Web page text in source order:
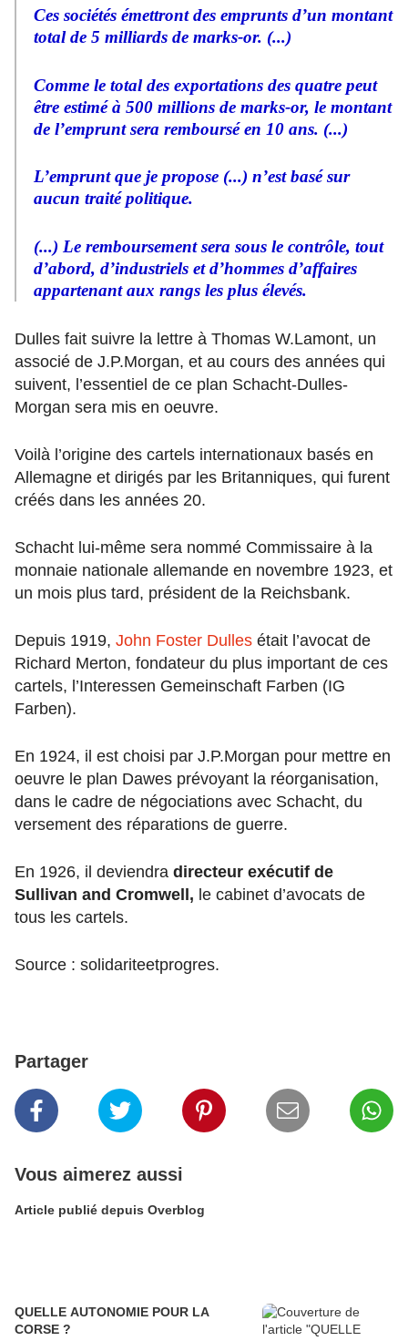
Ces sociétés émettront des emprunts d’un montant
total de 5 milliards de marks-or. (...)
Comme le total des exportations des quatre peut
être estimé à 500 millions de marks-or, le montant
de l’emprunt sera remboursé en 10 ans. (...)
L’emprunt que je propose (...) n’est basé sur
aucun traité politique.
(...) Le remboursement sera sous le contrôle, tout
d’abord, d’industriels et d’hommes d’affaires
appartenant aux rangs les plus élevés.
Dulles fait suivre la lettre à Thomas W.Lamont, un
associé de J.P.Morgan, et au cours des années qui
suivent, l’essentiel de ce plan Schacht-Dulles-
Morgan sera mis en oeuvre.
Voilà l’origine des cartels internationaux basés en
Allemagne et dirigés par les Britanniques, qui furent
créés dans les années 20.
Schacht lui-même sera nommé Commissaire à la
monnaie nationale allemande en novembre 1923, et
un mois plus tard, président de la Reichsbank.
Depuis 1919, John Foster Dulles était l’avocat de
Richard Merton, fondateur du plus important de ces
cartels, l’Interessen Gemeinschaft Farben (IG
Farben).
En 1924, il est choisi par J.P.Morgan pour mettre en
oeuvre le plan Dawes prévoyant la réorganisation,
dans le cadre de négociations avec Schacht, du
versement des réparations de guerre.
En 1926, il deviendra directeur exécutif de
Sullivan and Cromwell, le cabinet d’avocats de
tous les cartels.
Source : solidariteetprogres.
Partager
Vous aimerez aussi
Article publié depuis Overblog
QUELLE AUTONOMIE POUR LA
CORSE ?